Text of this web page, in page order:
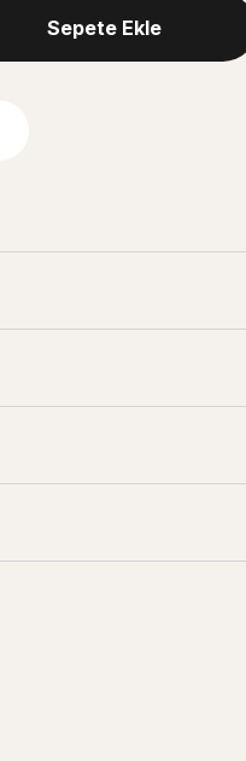
Sepete Ekle